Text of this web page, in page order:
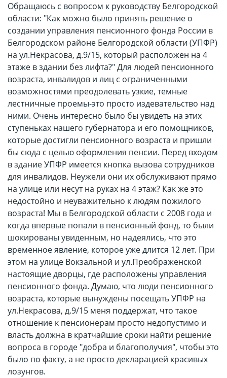
Обращаюсь с вопросом к руководству Белгородской
области: "Как можно было принять решение о
создании управления пенсионного фонда России в
Белгородском районе Белгородской области (УПФР)
на ул.Некрасова, д.9/15, который расположен на 4
этаже в здании без лифта?" Для людей пенсионного
возраста, инвалидов и лиц с ограниченными
возможностями преодолевать узкие, темные
лестничные проемы-это просто издевательство над
ними. Очень интересно было бы увидеть на этих
ступеньках нашего губернатора и его помощников,
которые достигли пенсионного возраста и пришли
бы сюда с целью оформления пенсии. Перед входом
в здание УПФР имеется кнопка вызова сотрудников
для инвалидов. Неужели они их обслуживают прямо
на улице или несут на руках на 4 этаж? Как же это
недостойно и неуважительно к людям пожилого
возраста! Мы в Белгородской области с 2008 года и
когда впервые попали в пенсионный фонд, то были
шокированы увиденным, но надеялись, что это
временное явление, которое уже длится 12 лет. При
этом на улице Вокзальной и ул.Преображенской
настоящие дворцы, где расположены управления
пенсионного фонда. Думаю, что люди пенсионного
возраста, которые вынуждены посещать УПФР на
ул.Некрасова, д.9/15 меня поддержат, что такое
отношение к пенсионерам просто недопустимо и
власть должна в кратчайшие сроки найти решение
вопроса в городе "добра и благополучия", чтобы это
было по факту, а не просто декларацией красивых
лозунгов.